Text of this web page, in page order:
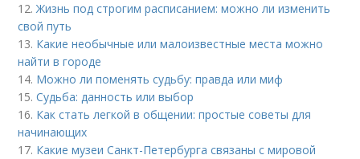
12.Жизнь под строгим расписанием: можно ли изменить
свой путь
13. Какие необычные или малоизвестные места можно
найти в городе
14. Можно ли поменять судьбу: правда или миф
15.Судьба: данность или выбор
16. Как стать легкой в общении: простые советы для
начинающих
17. Какие музеи Санкт-Петербурга связаны с мировой